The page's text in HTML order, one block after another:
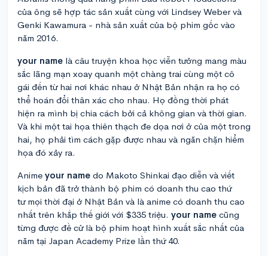
của ông sẽ hợp tác sản xuất cùng với Lindsey Weber và
Genki Kawamura - nhà sản xuất của bộ phim gốc vào
năm 2016.
your name là câu truyện khoa học viễn tưởng mang màu
sắc lãng mạn xoay quanh một chàng trai cùng một cô
gái đến từ hai nơi khác nhau ở Nhật Bản nhận ra họ có
thể hoán đổi thân xác cho nhau. Họ đồng thời phát
hiện ra mình bị chia cách bởi cả không gian và thời gian.
Và khi một tai họa thiên thạch đe dọa nơi ở của một trong
hai, họ phải tìm cách gặp được nhau và ngăn chặn hiểm
họa đó xảy ra.
Anime your name do Makoto Shinkai đạo diễn và viết
kịch bản đã trở thành bộ phim có doanh thu cao thứ
tư mọi thời đại ở Nhật Bản và là anime có doanh thu cao
nhất trên khắp thế giới với $335 triệu. your name cũng
từng được đề cử là bộ phim hoạt hình xuất sắc nhất của
năm tại Japan Academy Prize lần thứ 40.